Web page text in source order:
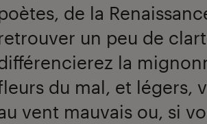
de la
un peu de
la
du mal, et légers,
vent mauvais ou, si